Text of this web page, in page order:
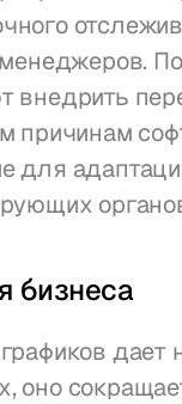
внедрить
причинам
для
бизнеса
дает
оно